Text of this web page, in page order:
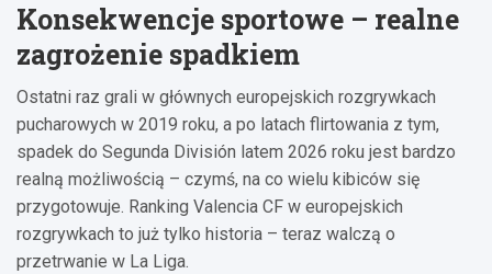
Konsekwencje sportowe – realne
zagrożenie spadkiem
Ostatni raz grali w głównych europejskich rozgrywkach
pucharowych w 2019 roku, a po latach flirtowania z tym,
spadek do Segunda División latem 2026 roku jest bardzo
realną możliwością – czymś, na co wielu kibiców się
przygotowuje. Ranking Valencia CF w europejskich
rozgrywkach to już tylko historia – teraz walczą o
przetrwanie w La Liga.